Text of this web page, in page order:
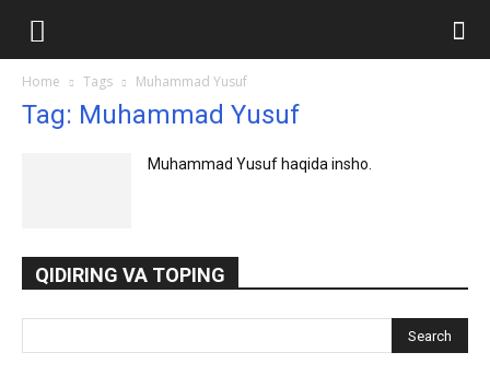
Home Tags Muhammad Yusuf
Tag: Muhammad Yusuf
Muhammad Yusuf haqida insho.
QIDIRING VA TOPING